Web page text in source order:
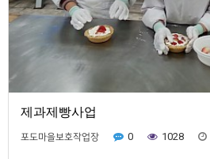
제과제빵사업
포도마을보호작업장 0 1028